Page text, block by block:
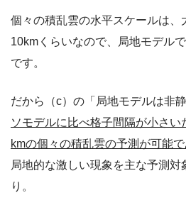
個々の積乱雲の水平スケールは、
10kmくらいなので、局地モデル
です。
だから（c）の「局地モデルは非
ソモデルに比べ格子間隔が小さ
kmの個々の積乱雲の予測が可能で
局地的な激しい現象を主な予測対
り。